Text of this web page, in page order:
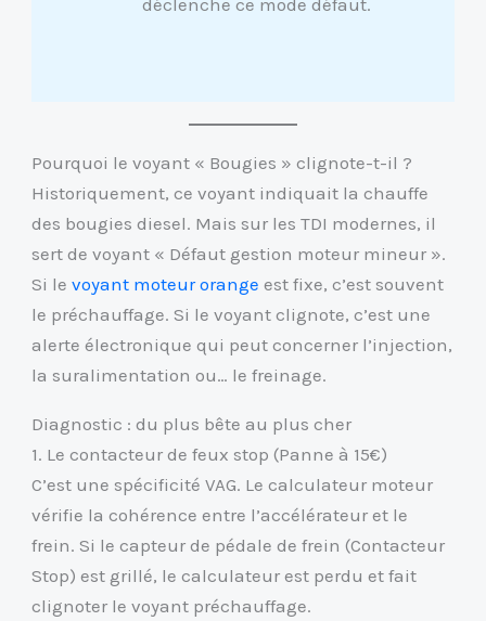
Pourquoi le voyant « Bougies » clignote-t-il ?
Historiquement, ce voyant indiquait la chauffe
des bougies diesel. Mais sur les TDI modernes, il
sert de voyant « Défaut gestion moteur mineur ».
Si levoyant moteur orange est fixe, c’est souvent
le préchauffage. Si le voyant clignote, c’est une
alerte électronique qui peut concerner l’injection,
la suralimentation ou… le freinage.
Diagnostic : du plus bête au plus cher
1. Le contacteur de feux stop (Panne à 15€)
C’est une spécificité VAG. Le calculateur moteur
vérifie la cohérence entre l’accélérateur et le
frein. Si le capteur de pédale de frein (Contacteur
Stop) est grillé, le calculateur est perdu et fait
clignoter le voyant préchauffage.